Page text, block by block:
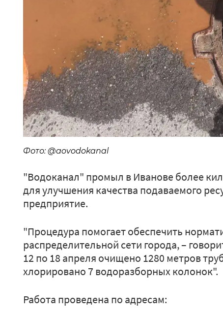
Фото: @aovodokanal
"Водоканал" промыл в Иванове более
для улучшения качества подаваемого
предприятие.
"Процедура помогает обеспечить
распределительной сети города, –
12 по 18 апреля очищено 1280 метров
хлорировано 7 водоразборных колонок".
Работа проведена по адресам: